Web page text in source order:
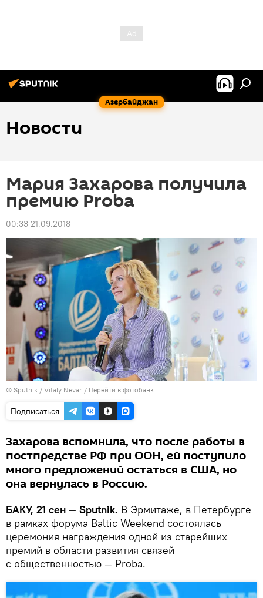
Азербайджан
Новости
Мария Захарова получила
премию Proba
00:33 21.09.2018
© Sputnik / Vitaly Nevar / Перейти в фотобанк
Подписаться
Захарова вспомнила, что после работы в
постпредстве РФ при ООН, ей поступило
много предложений остаться в США, но
она вернулась в Россию.
БАКУ, 21 сен — Sputnik. В Эрмитаже, в Петербурге
в рамках форума Baltic Weekend состоялась
церемония награждения одной из старейших
премий в области развития связей
с общественностью — Proba.